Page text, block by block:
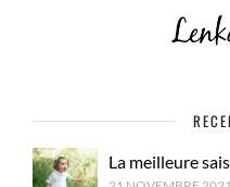
La meilleure